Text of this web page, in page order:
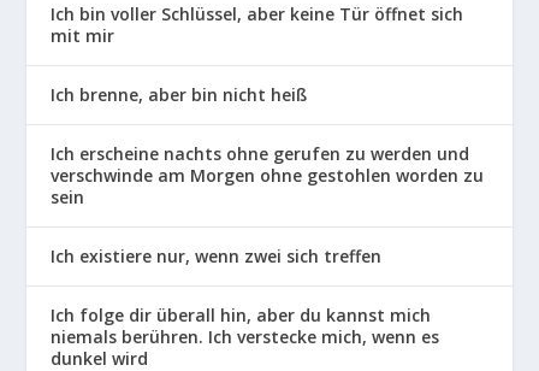
Ich bin voller Schlüssel, aber keine Tür öffnet sich
mit mir
Ich brenne, aber bin nicht heiß
Ich erscheine nachts ohne gerufen zu werden und
verschwinde am Morgen ohne gestohlen worden zu
sein
Ich existiere nur, wenn zwei sich treffen
Ich folge dir überall hin, aber du kannst mich
niemals berühren. Ich verstecke mich, wenn es
dunkel wird